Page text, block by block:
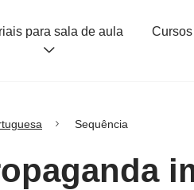
para sala de aula
Sequência